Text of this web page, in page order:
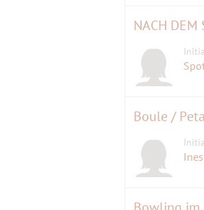
NACH DEM
Boule /
Ines